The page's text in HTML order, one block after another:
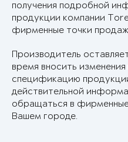
получения подробной
продукции компании
фирменные точки
Производитель
время вносить изменения
спецификацию
действительной
обращаться в
Вашем городе.